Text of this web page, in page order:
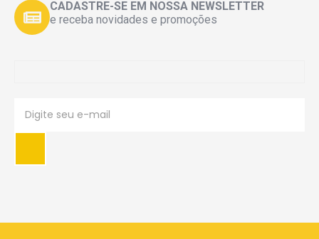
CADASTRE-SE EM NOSSA NEWSLETTER
e receba novidades e promoções